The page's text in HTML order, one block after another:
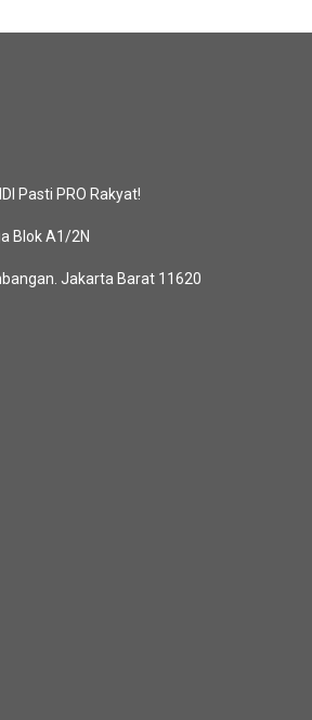
Pasti PRO Rakyat!
Blok A1/2N
Jakarta Barat 11620